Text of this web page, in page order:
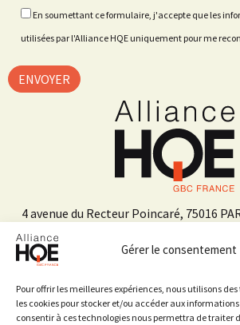
Gérer le consentement
Pour offrir les meilleures expériences, nous utilisons
les cookies pour stocker et/ou accéder aux
consentir à ces technologies nous permettra de traiter
4 avenue du Recteur Poincaré, 75016
En soumettant ce formulaire, j'accepte que les
utilisées par l'Alliance HQE uniquement pour me